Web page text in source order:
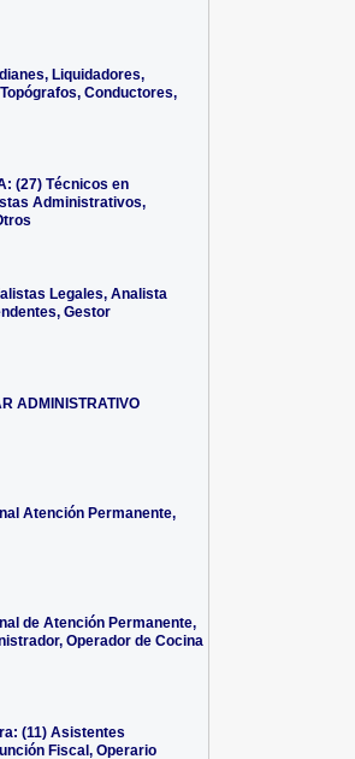
Liquidadores,
Conductores,
(27) Técnicos en
Administrativos,
Legales, Analista
Gestor
ADMINISTRATIVO
Atención Permanente,
de Atención Permanente,
Operador de Cocina
(11) Asistentes
Fiscal, Operario